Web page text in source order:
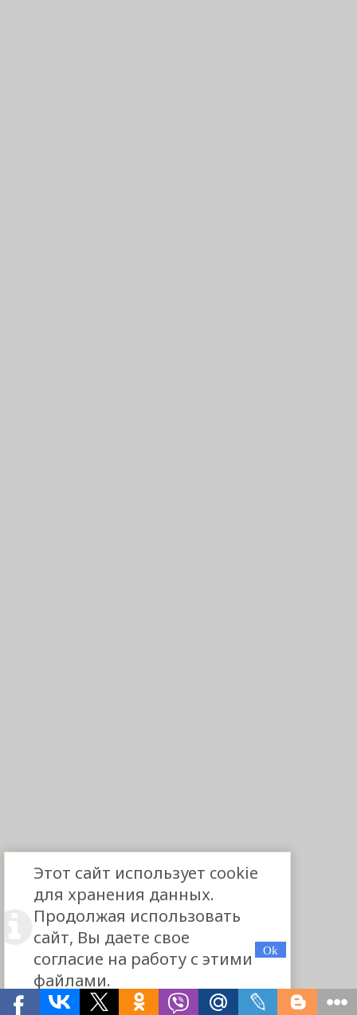
Этот сайт использует cookie
для хранения данных.
Продолжая использовать
сайт, Вы даете свое
согласие на работу с этими
файлами.